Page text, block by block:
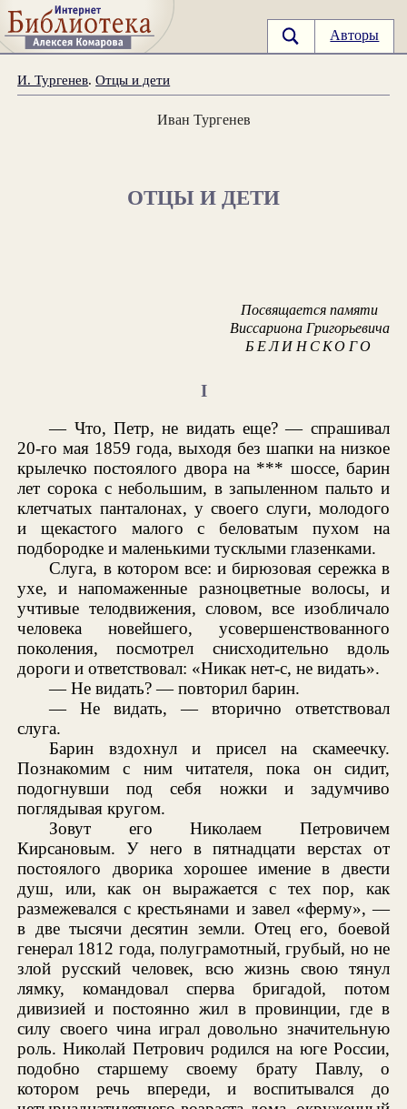
Авторы
И. Тургенев.Отцы и дети
Иван Тургенев
ОТЦЫ И ДЕТИ
Посвящается памяти
Виссариона Григорьевича
БЕЛИНСКОГО
I
— Что, Петр, не видать еще? — спрашивал
20-го мая 1859 года, выходя без шапки на низкое
крылечко постоялого двора на *** шоссе, барин
лет сорока с небольшим, в запыленном пальто и
клетчатых панталонах, у своего слуги, молодого
и щекастого малого с беловатым пухом на
подбородке и маленькими тусклыми глазенками.
Слуга, в котором все: и бирюзовая сережка в
ухе, и напомаженные разноцветные волосы, и
учтивые телодвижения, словом, все изобличало
человека новейшего, усовершенствованного
поколения, посмотрел снисходительно вдоль
дороги и ответствовал: «Никак нет-с, не видать».
— Не видать? — повторил барин.
— Не видать, — вторично ответствовал
слуга.
Барин вздохнул и присел на скамеечку.
Познакомим с ним читателя, пока он сидит,
подогнувши под себя ножки и задумчиво
поглядывая кругом.
Зовут его Николаем Петровичем
Кирсановым. У него в пятнадцати верстах от
постоялого дворика хорошее имение в двести
душ, или, как он выражается с тех пор, как
размежевался с крестьянами и завел «ферму», —
в две тысячи десятин земли. Отец его, боевой
генерал 1812 года, полуграмотный, грубый, но не
злой русский человек, всю жизнь свою тянул
лямку, командовал сперва бригадой, потом
дивизией и постоянно жил в провинции, где в
силу своего чина играл довольно значительную
роль. Николай Петрович родился на юге России,
подобно старшему своему брату Павлу, о
котором речь впереди, и воспитывался до